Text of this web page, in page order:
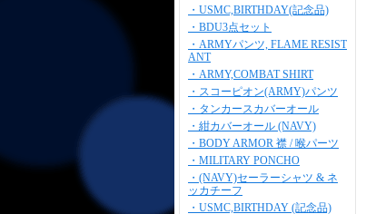
・USMC,BIRTHDAY(記念品)
・BDU3点セット
・ARMYパンツ, FLAME RESIST
ANT
・ARMY,COMBAT SHIRT
・スコーピオン(ARMY)パンツ
・タンカースカバーオール
・紺カバーオール (NAVY)
・BODY ARMOR 襟 / 喉パーツ
・MILITARY PONCHO
・(NAVY)セーラーシャツ & ネ
ッカチーフ
・USMC,BIRTHDAY (記念品)